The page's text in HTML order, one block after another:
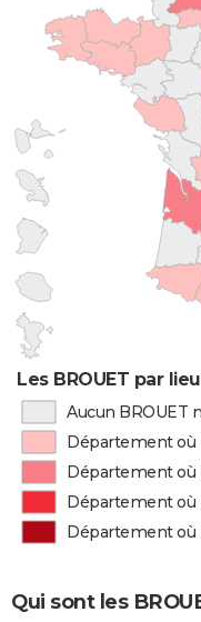
Les BROUET par
Aucun BROUET
Département où
Département où
Département où
Département où
Qui sont les